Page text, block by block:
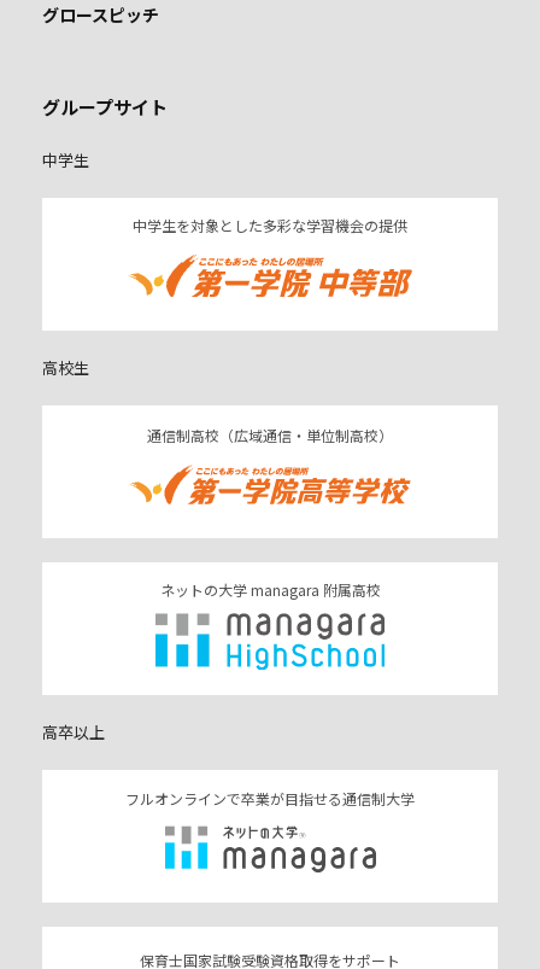
グロースピッチ
グループサイト
中学生
中学生を対象とした多彩な学習機会の提供
高校生
通信制高校（広域通信・単位制高校）
ネットの大学 managara 附属高校
高卒以上
フルオンラインで卒業が目指せる通信制大学
保育士国家試験受験資格取得をサポート